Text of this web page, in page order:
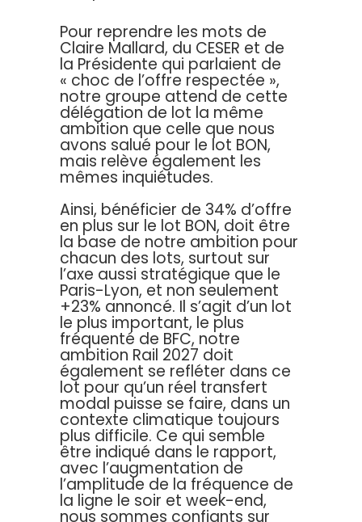
Pour reprendre les mots de
Claire Mallard, du CESER et de
la Présidente qui parlaient de
« choc de l’offre respectée »,
notre groupe attend de cette
délégation de lot la même
ambition que celle que nous
avons salué pour le lot BON,
mais relève également les
mêmes inquiétudes.
Ainsi, bénéficier de 34% d’offre
en plus sur le lot BON, doit être
la base de notre ambition pour
chacun des lots, surtout sur
l’axe aussi stratégique que le
Paris-Lyon, et non seulement
+23% annoncé. Il s’agit d’un lot
le plus important, le plus
fréquenté de BFC, notre
ambition Rail 2027 doit
également se refléter dans ce
lot pour qu’un réel transfert
modal puisse se faire, dans un
contexte climatique toujours
plus difficile. Ce qui semble
être indiqué dans le rapport,
avec l’augmentation de
l’amplitude de la fréquence de
la ligne le soir et week-end,
nous sommes confiants sur